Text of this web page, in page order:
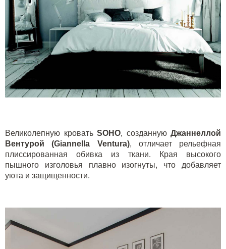
Великолепную кровать SOHO, созданную Джаннеллой
Вентурой (Giannella Ventura), отличает рельефная
плиссированная обивка из ткани. Края высокого
пышного изголовья плавно изогнуты, что добавляет
уюта и защищенности.